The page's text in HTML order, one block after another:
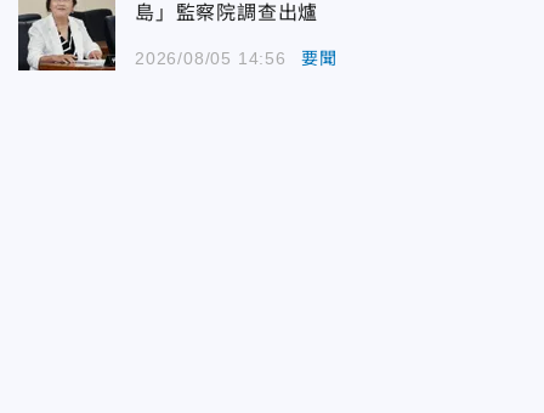
島」監察院調查出爐
2026/08/05 14:56 要聞